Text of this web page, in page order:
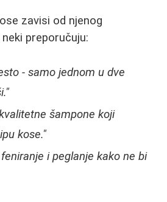
zavisi od njenog
preporučuju:
- samo jednom u dve
šampone koji
kose."
i peglanje kako ne bi